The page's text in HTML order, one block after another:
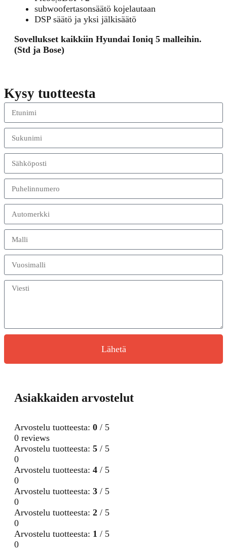
subwoofertasonsäätö kojelautaan
DSP säätö ja yksi jälkisäätö
Sovellukset kaikkiin Hyundai Ioniq 5 malleihin.
(Std ja Bose)
Kysy tuotteesta
Lähetä
Asiakkaiden arvostelut
Arvostelu tuotteesta: 0 / 5
0 reviews
Arvostelu tuotteesta: 5 / 5
0
Arvostelu tuotteesta: 4 / 5
0
Arvostelu tuotteesta: 3 / 5
0
Arvostelu tuotteesta: 2 / 5
0
Arvostelu tuotteesta: 1 / 5
0